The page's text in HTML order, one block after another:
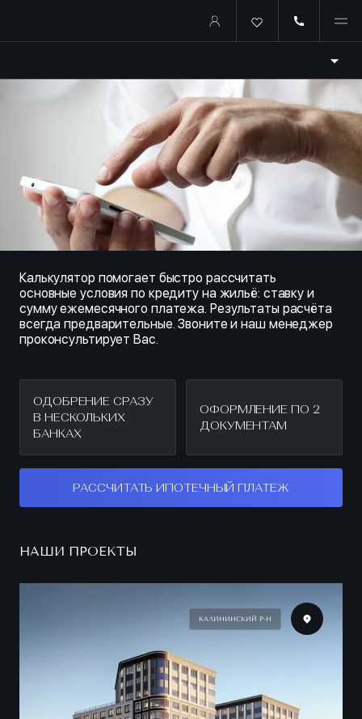
Купить квартиру в ипотеку
Калькулятор помогает быстро рассчитать
основные условия по кредиту на жильё: ставку и
сумму ежемесячного платежа. Результаты расчёта
всегда предварительные. Звоните и наш менеджер
проконсультирует Вас.
ОДОБРЕНИЕ СРАЗУ
В НЕСКОЛЬКИХ
БАНКАХ
ОФОРМЛЕНИЕ ПО 2
ДОКУМЕНТАМ
РАССЧИТАТЬ ИПОТЕЧНЫЙ ПЛАТЕЖ
НАШИ ПРОЕКТЫ
КАЛИНИНСКИЙ Р-Н